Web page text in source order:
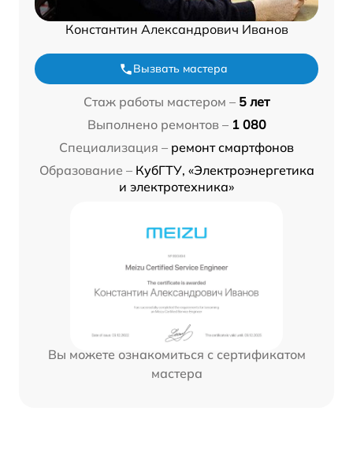
Константин Александрович Иванов
Вызвать мастера
Стаж работы мастером – 5 лет
Выполнено ремонтов – 1 080
Специализация – ремонт смартфонов
Образование – КубГТУ, «Электроэнергетика
и электротехника»
Вы можете ознакомиться с сертификатом
мастера